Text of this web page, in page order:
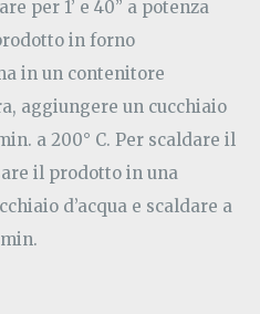
per 1’ e 40” a potenza
in forno
in un contenitore
aggiungere un cucchiaio
a 200° C. Per scaldare il
il prodotto in una
d’acqua e scaldare a